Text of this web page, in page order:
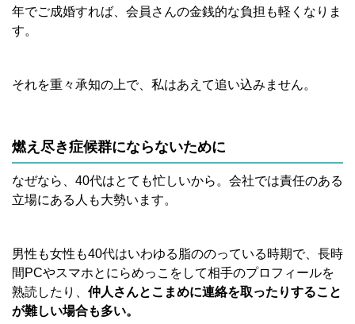
年でご成婚すれば、会員さんの金銭的な負担も軽くなりま
す。
それを重々承知の上で、私はあえて追い込みません。
燃え尽き症候群にならないために
なぜなら、40代はとても忙しいから。会社では責任のある
立場にある人も大勢います。
男性も女性も40代はいわゆる脂ののっている時期で、長時
間PCやスマホとにらめっこをして相手のプロフィールを
熟読したり、 仲人さんとこまめに連絡を取ったりすること
が難しい場合も多い。